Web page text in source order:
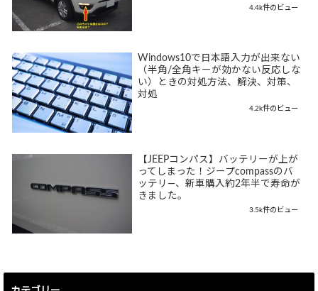
4.4k件のビュー
Windows10で日本語入力が出来ない
（半角/全角キーが効かない反応しな
い）ときの対処方法、解決、対策、
対処
4.2k件のビュー
【JEEPコンパス】バッテリーが上が
ってしまった！ジープcompassのバ
ッテリ―、新車購入約2年半で寿命が
きました。
3.5k件のビュー